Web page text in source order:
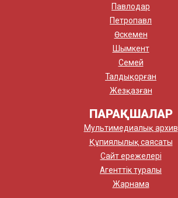
Павлодар
Петропавл
Өскемен
Шымкент
Семей
Талдықорған
Жезқазған
ПАРАҚШАЛАР
Мультимедиалық архив
Құпиялылық саясаты
Сайт ережелері
Агенттік туралы
Жарнама